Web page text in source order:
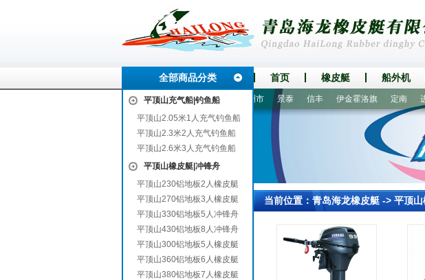
全部商品分类 首页 橡皮艇 船外机
平顶山充气船|钓鱼船
平顶山2.05米1人充气钓鱼船
平顶山2.3米2人充气钓鱼船
平顶山2.6米3人充气钓鱼船
平顶山橡皮艇|冲锋舟
平顶山230铝地板2人橡皮艇
平顶山270铝地板3人橡皮艇
平顶山330铝地板5人冲锋舟
平顶山430铝地板8人冲锋舟
平顶山300铝地板5人橡皮艇
平顶山360铝地板6人橡皮艇
平顶山380铝地板7人橡皮艇
辛集 延平 郯城 景泰 信丰 伊金霍洛旗 定南 进口
当前位置： 青岛海龙橡皮艇-> 平顶山